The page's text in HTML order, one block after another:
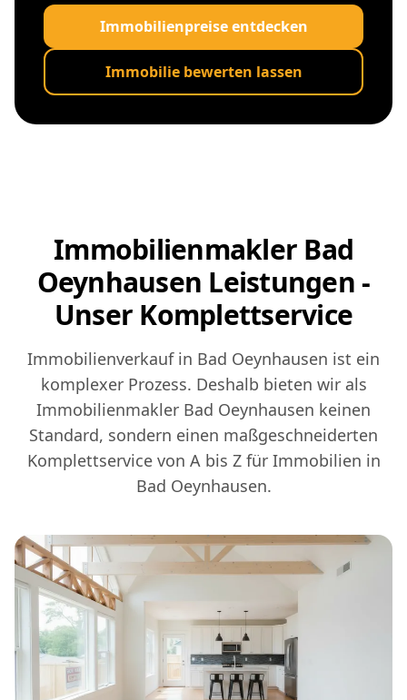
Immobilienpreise entdecken
Immobilie bewerten lassen
Immobilienmakler Bad
Oeynhausen Leistungen -
Unser Komplettservice
Immobilienverkauf in Bad Oeynhausen ist ein
komplexer Prozess. Deshalb bieten wir als
Immobilienmakler Bad Oeynhausen keinen
Standard, sondern einen maßgeschneiderten
Komplettservice von A bis Z für Immobilien in
Bad Oeynhausen.